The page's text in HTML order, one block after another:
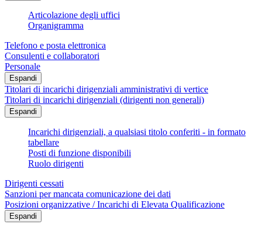
Articolazione degli uffici
Organigramma
Telefono e posta elettronica
Consulenti e collaboratori
Personale
Espandi
Titolari di incarichi dirigenziali amministrativi di vertice
Titolari di incarichi dirigenziali (dirigenti non generali)
Espandi
Incarichi dirigenziali, a qualsiasi titolo conferiti - in formato
tabellare
Posti di funzione disponibili
Ruolo dirigenti
Dirigenti cessati
Sanzioni per mancata comunicazione dei dati
Posizioni organizzative / Incarichi di Elevata Qualificazione
Espandi